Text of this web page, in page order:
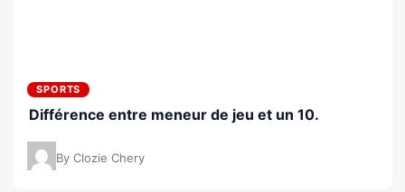
SPORTS
Différence entre meneur de jeu et un 10.
By Clozie Chery